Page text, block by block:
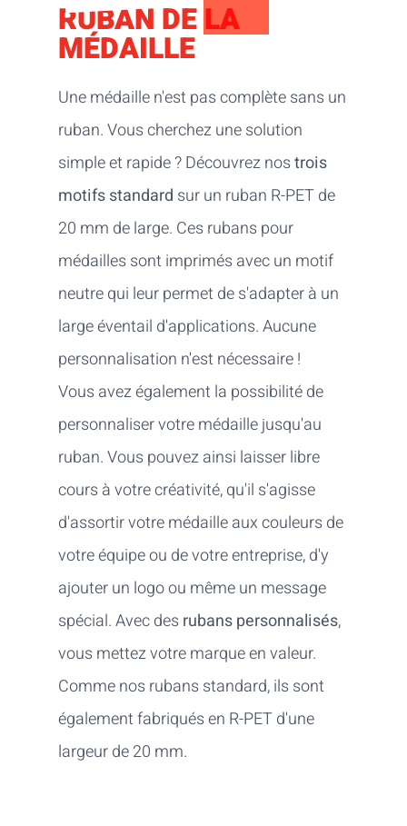
RUBAN DE LA
MÉDAILLE
Une médaille n'est pas complète sans un
ruban. Vous cherchez une solution
simple et rapide ? Découvrez nostrois
motifs standard sur un ruban R-PET de
20 mm de large. Ces rubans pour
médailles sont imprimés avec un motif
neutre qui leur permet de s'adapter à un
large éventail d'applications. Aucune
personnalisation n'est nécessaire !
Vous avez également la possibilité de
personnaliser votre médaille jusqu'au
ruban. Vous pouvez ainsi laisser libre
cours à votre créativité, qu'il s'agisse
d'assortir votre médaille aux couleurs de
votre équipe ou de votre entreprise, d'y
ajouter un logo ou même un message
spécial. Avec desrubans personnalisés,
vous mettez votre marque en valeur.
Comme nos rubans standard, ils sont
également fabriqués en R-PET d'une
largeur de 20 mm.